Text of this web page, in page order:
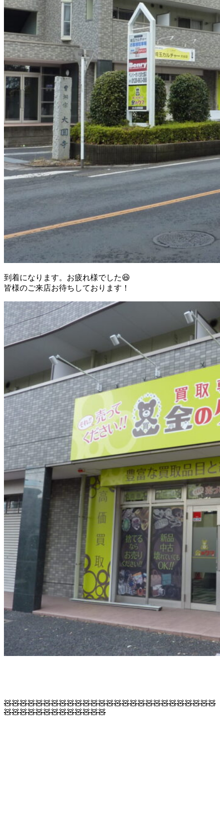
到着になります。お疲れ様でした😆
皆様のご来店お待ちしております！
🧸🧸🧸🧸🧸🧸🧸🧸🧸🧸🧸🧸🧸🧸🧸🧸🧸🧸🧸🧸🧸🧸🧸🧸🧸🧸🧸
🧸🧸🧸🧸🧸🧸🧸🧸🧸🧸🧸🧸🧸